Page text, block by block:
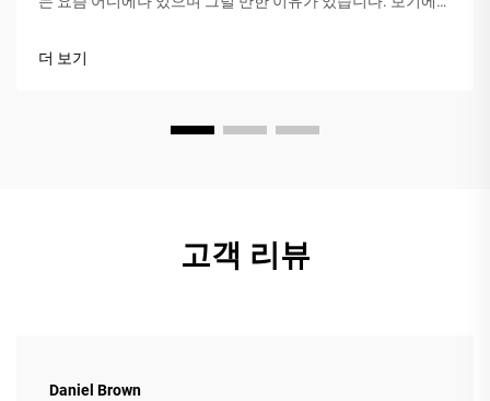
지런히 담아내면, 테이블 전체가 즉시 따뜻하고 포근한 분위기
를 자아냅니다.
더 보기
고객 리뷰
Daniel Brown